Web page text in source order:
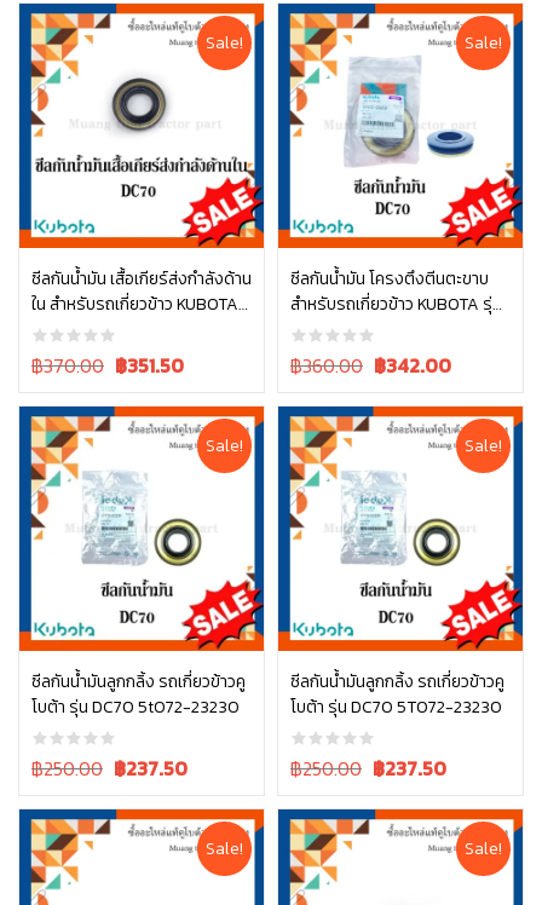
was:
฿45.00.
is:
฿45.00.
was:
฿80.00.
is:
฿80.00.
Sale!
ซีลกันน้ำมัน เสื้อเกียร์ส่งกำลังด้าน
ใน สำหรับรถเกี่ยวข้าว KUBOTA
รุ่น DC60, DC70 (รหัส W9503-
22171)
Original
was:
฿370.00.
฿370.00 Current
is:
฿370.00.
฿351.50
หยิบใส่ตะกร้า
Sale!
ซีลกันน้ำมัน โครงตึงตีนตะขาบ
สำหรับรถเกี่ยวข้าว KUBOTA รุ่น
DC70 (รหัส 5T072-23850)
Original
was:
฿360.00.
฿360.00 Current
is:
฿360.00.
฿342.00
หยิบใส่ตะกร้า
Sale!
ซีลกันน้ำมันลูกกลิ้ง รถเกี่ยวข้าวคู
โบต้า รุ่น DC70 5t072-23230
Original
was:
฿250.00.
฿250.00 Current
is:
฿250.00.
฿237.50
หยิบใส่ตะกร้า
Sale!
ซีลกันน้ำมันลูกกลิ้ง รถเกี่ยวข้าวคู
โบต้า รุ่น DC70 5T072-23230
Original
was:
฿250.00.
฿250.00 Current
is:
฿250.00.
฿237.50
หยิบใส่ตะกร้า
Sale! Sale!